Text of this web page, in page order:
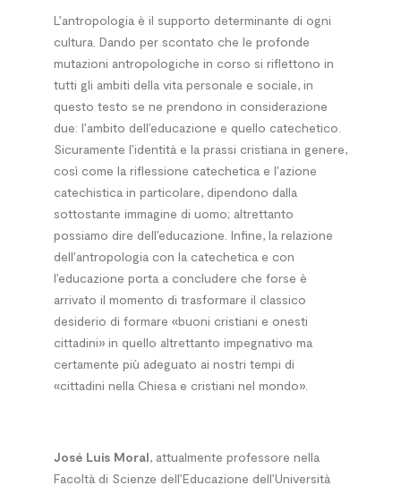
L’antropologia è il supporto determinante di ogni
cultura. Dando per scontato che le profonde
mutazioni antropologiche in corso si riflettono in
tutti gli ambiti della vita personale e sociale, in
questo testo se ne prendono in considerazione
due: l’ambito dell’educazione e quello catechetico.
Sicuramente l’identità e la prassi cristiana in genere,
così come la riflessione catechetica e l’azione
catechistica in particolare, dipendono dalla
sottostante immagine di uomo; altrettanto
possiamo dire dell’educazione. Infine, la relazione
dell’antropologia con la catechetica e con
l’educazione porta a concludere che forse è
arrivato il momento di trasformare il classico
desiderio di formare «buoni cristiani e onesti
cittadini» in quello altrettanto impegnativo ma
certamente più adeguato ai nostri tempi di
«cittadini nella Chiesa e cristiani nel mondo».
José Luis Moral, attualmente professore nella
Facoltà di Scienze dell’Educazione dell’Università